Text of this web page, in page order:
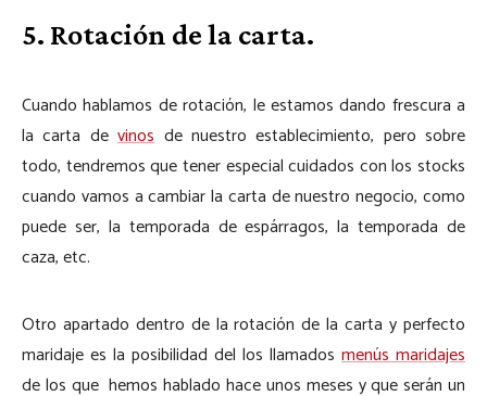
5. Rotación de la carta.
Cuando hablamos de rotación, le estamos dando frescura a
la carta devinos de nuestro establecimiento, pero sobre
todo, tendremos que tener especial cuidados con los stocks
cuando vamos a cambiar la carta de nuestro negocio, como
puede ser, la temporada de espárragos, la temporada de
caza, etc.
Otro apartado dentro de la rotación de la carta y perfecto
maridaje es la posibilidad del los llamados menús maridajes
de los que hemos hablado hace unos meses y que serán un